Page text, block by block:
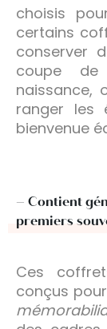
choisis
certains
conserver
coupe
naissance,
ranger les
bienvenue
– Contient
premiers
Ces
conçus